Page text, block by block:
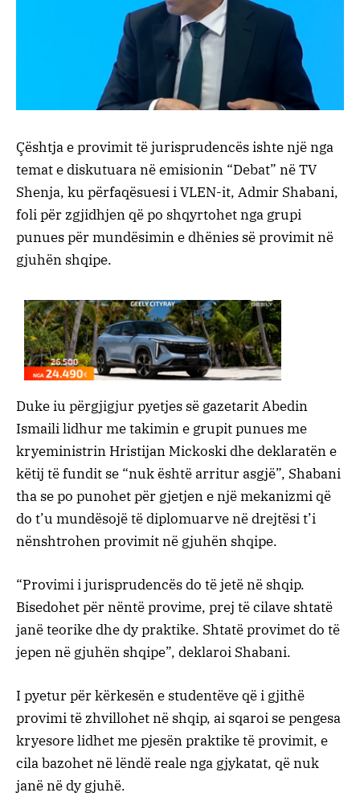
Çështja e provimit të jurisprudencës ishte një nga
temat e diskutuara në emisionin “Debat” në TV
Shenja, ku përfaqësuesi i VLEN-it, Admir Shabani,
foli për zgjidhjen që po shqyrtohet nga grupi
punues për mundësimin e dhënies së provimit në
gjuhën shqipe.
Duke iu përgjigjur pyetjes së gazetarit Abedin
Ismaili lidhur me takimin e grupit punues me
kryeministrin Hristijan Mickoski dhe deklaratën e
këtij të fundit se “nuk është arritur asgjë”, Shabani
tha se po punohet për gjetjen e një mekanizmi që
do t’u mundësojë të diplomuarve në drejtësi t’i
nënshtrohen provimit në gjuhën shqipe.
“Provimi i jurisprudencës do të jetë në shqip.
Bisedohet për nëntë provime, prej të cilave shtatë
janë teorike dhe dy praktike. Shtatë provimet do të
jepen në gjuhën shqipe”, deklaroi Shabani.
I pyetur për kërkesën e studentëve që i gjithë
provimi të zhvillohet në shqip, ai sqaroi se pengesa
kryesore lidhet me pjesën praktike të provimit, e
cila bazohet në lëndë reale nga gjykatat, që nuk
janë në dy gjuhë.